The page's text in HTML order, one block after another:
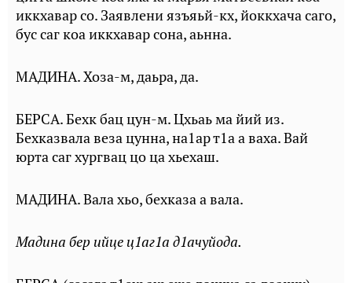
иккхавар со. Заявлени язъяьй-кх, йоккхача саго,
бус саг коа иккхавар сона, аьнна.
МАДИНА. Хоза-м, даьра, да.
БЕРСА. Бехк бац цун-м. Цхьаь ма йий из.
Бехказвала веза цунна, на1ар т1а а ваха. Вай
юрта саг хургвац цо ца хьехаш.
МАДИНА. Вала хьо, бехказа а вала.
Мадина бер ийце ц1аг1а д1ачуйода.